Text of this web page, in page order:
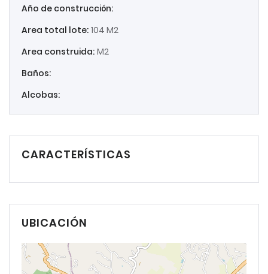
Año de construcción:
Area total lote: 104 M2
Area construida: M2
Baños:
Alcobas:
CARACTERÍSTICAS
UBICACIÓN